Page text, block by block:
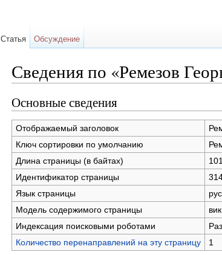
Сведения по «Ремезов
Основные сведения
Отображаемый заголовок
Ключ сортировки по умолчанию
Длина страницы (в байтах)
Идентификатор страницы
Язык страницы
Модель содержимого страницы
Индексация поисковыми роботами
Количество перенаправлений на эту страницу
1
Статья Обсуждение